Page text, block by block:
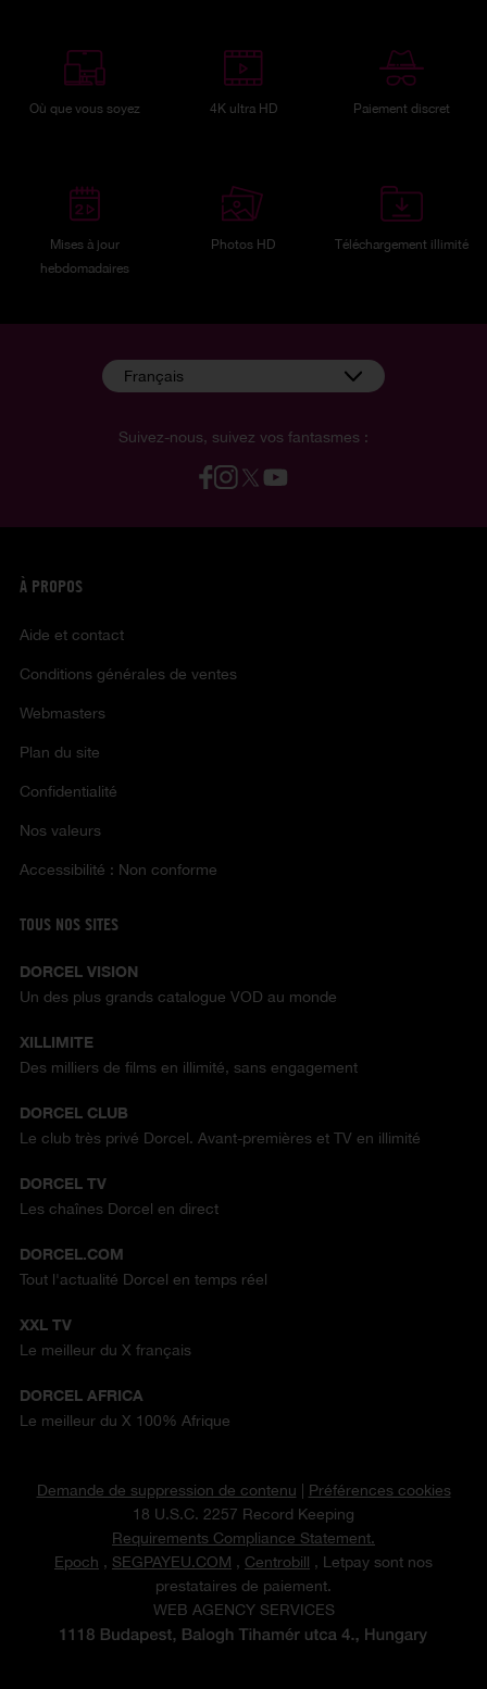
Où que vous soyez 4K ultra HD Paiement discret
Mises à jour
hebdomadaires
Photos HD Téléchargement illimité
Suivez-nous, suivez vos fantasmes :
Français
À PROPOS
Aide et contact
Conditions générales de ventes
Webmasters
Plan du site
Confidentialité
Nos valeurs
Accessibilité : Non conforme
TOUS NOS SITES
DORCEL VISION
Un des plus grands catalogue VOD au monde
XILLIMITE
Des milliers de films en illimité, sans engagement
DORCEL CLUB
Le club très privé Dorcel. Avant-premières et TV en illimité
DORCEL TV
Les chaînes Dorcel en direct
DORCEL.COM
Tout l'actualité Dorcel en temps réel
XXL TV
Le meilleur du X français
DORCEL AFRICA
Le meilleur du X 100% Afrique
Demande de suppression de contenu
Préférences cookies
18 U.S.C. 2257 Record Keeping
Requirements Compliance Statement.
Epoch , SEGPAYEU.COM , Centrobill , Letpay sont nos
prestataires de paiement.
WEB AGENCY SERVICES